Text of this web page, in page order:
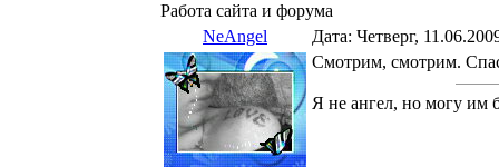
Работа сайта и форума
NeAngel
Дата: Четверг,
Смотрим, смотрим.
Я не ангел, но могу им